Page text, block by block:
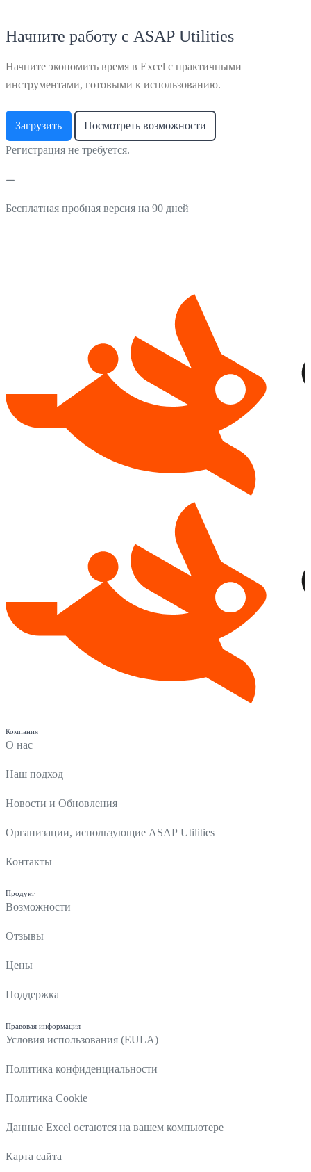
Начните работу с ASAP Utilities
Начните экономить время в Excel с практичными
инструментами, готовыми к использованию.
Загрузить Посмотреть возможности
Регистрация не требуется.
Бесплатная пробная версия на 90 дней
Компания
О нас
Наш подход
Новости и Обновления
Организации, использующие ASAP Utilities
Контакты
Продукт
Возможности
Отзывы
Цены
Поддержка
Правовая информация
Условия использования (EULA)
Политика конфиденциальности
Политика Cookie
Данные Excel остаются на вашем компьютере
Карта сайта